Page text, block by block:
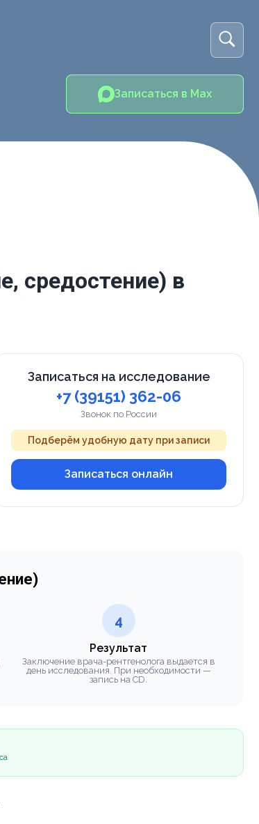
Записаться в Max
средостение) в
Записаться на исследование
+7 (39151) 362-06
Звонок по России
Подберём удобную дату при записи
Записаться онлайн
4
Результат
Заключение врача-рентгенолога выдается в
день исследования. При необходимости —
запись на CD.